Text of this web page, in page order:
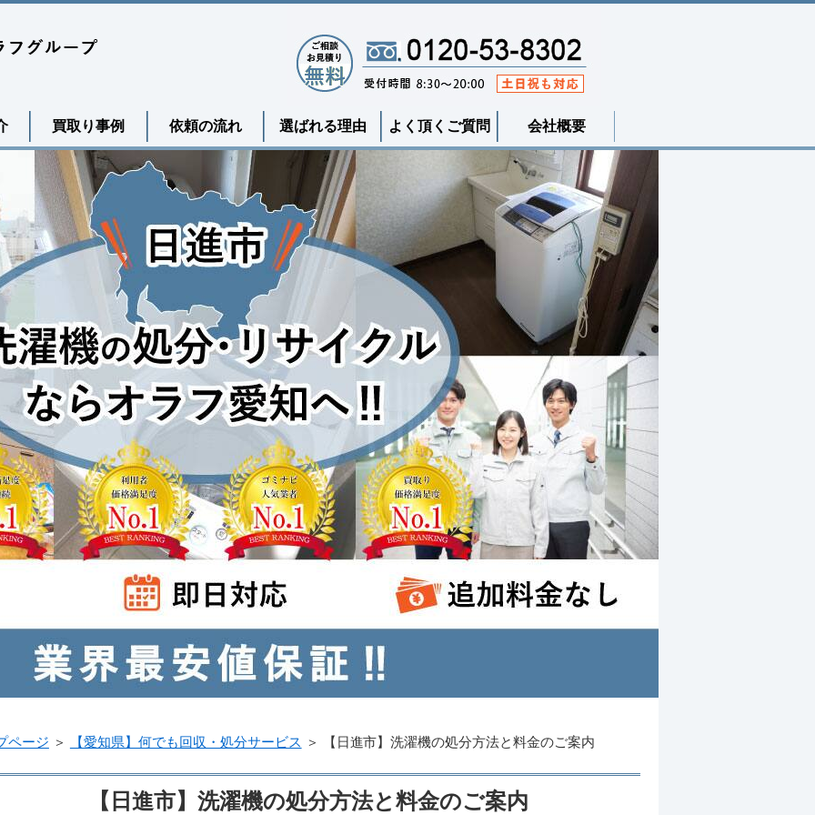
買取り事例 依頼の流れ 選ばれる理由 よく頂くご質問 会社概要
ページ ＞ 【愛知県】何でも回収・処分サービス ＞ 【日進市】洗濯機の処分方法と料金のご案内
【日進市】洗濯機の処分方法と料金のご案内